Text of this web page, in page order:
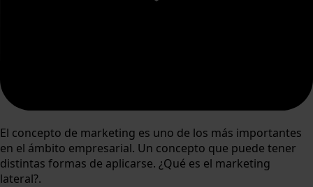
El concepto de marketing es uno de los más importantes
en el ámbito empresarial. Un concepto que puede tener
distintas formas de aplicarse. ¿Qué es el marketing
lateral?.